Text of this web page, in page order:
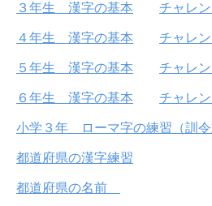
３年生 漢字の基本 チャレ
４年生 漢字の基本 チャレ
５年生 漢字の基本 チャレ
６年生 漢字の基本 チャレ
小学３年 ローマ字の練習（訓令
都道府県の漢字練習
都道府県の名前